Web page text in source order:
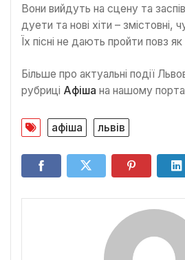
Вони вийдуть на сцену та
дуети та нові хіти – змістовні,
Їх пісні не дають пройти повз як
Більше про актуальні події
рубриці Афіша на нашому
афіша львів